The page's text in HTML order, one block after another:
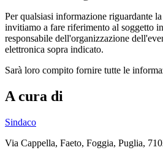
Per qualsiasi informazione riguardante
invitiamo a fare riferimento al soggetto
responsabile dell'organizzazione
elettronica sopra indicato.
Sarà loro compito fornire tutte le
A cura di
Sindaco
Via Cappella, Faeto, Foggia, Puglia,